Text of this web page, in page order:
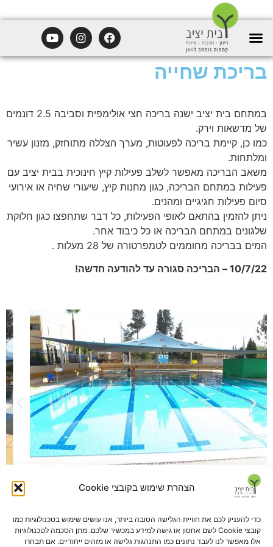
הצהרת שימוש בקובצי Cookie
כדי להעניק לכם את חוויית הגלישה הטובה ביותר, אנו עושים שימוש בטכנולוגיות כמו
קובצי Cookie לשם אחסון או גישה למידע במכשיר שלכם. מתן הסכמה לטכנולוגיות
אלו מאפשר לנו לעבד נתונים כמו התנהגות גלישה או מזהים ייחודיים. אם תבחרו
בריכת שחייה
במתחם בית יציב ישנה בריכה חצי אולימפית וסביבה 2.5 דונמים
של מדשאות וירק.
כמו כן, קיימת בריכה לפעוטות, מערך הצללה מתוחזק, מזנון עשיר
ומלתחות.
משאב הבריכה מאפשר לשלב פעילות קיץ חינוכית בבית יציב עם
פעילות במתחם הבריכה, כגון מחנות קיץ, שיעורי שחיה או אירועי
סיום פעילות חגיגיים ומהנים.
ניתן להזמין בהתאם לאופי הפעילות, כל דבר שתחפצו כגון חלוקת
שלגונים במתחם הבריכה או כל כיבוד אחר.
המים בבריכה מחוממים לטמפרטורה של 28 מעלות .
10/7/22 – הבריכה סגורה עד להודעה חדשה!